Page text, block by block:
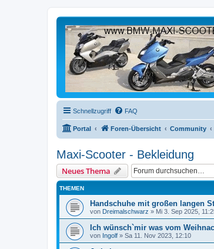
Schnellzugriff FAQ
Portal Foren-Übersicht Community
Maxi-Scooter - Bekleidung
Neues Thema
THEMEN
Handschuhe mit großen langen
von Dreimalschwarz » Mi 3. Sep 2025,
Ich wünsch`mir was vom
von Ingolf » Sa 11. Nov 2023, 12:10